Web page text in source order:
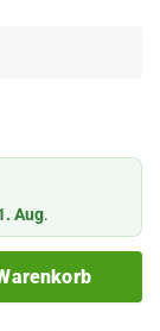
Aug.
Menge